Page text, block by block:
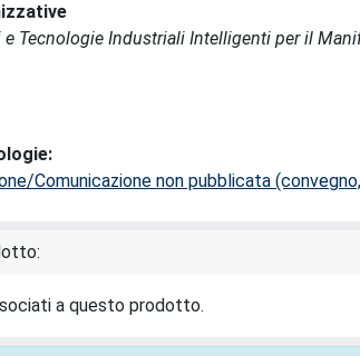
Tecnologie Industriali Intelligenti per il
Comunicazione non pubblicata
a questo prodotto.